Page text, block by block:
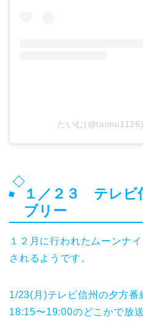
たいむ
１／２３ テレ
ブリー
１２月に行われたムーンナ
されるようです。
1/23(月)テレビ信州の夕方
18:15〜19:00のどこかで放送